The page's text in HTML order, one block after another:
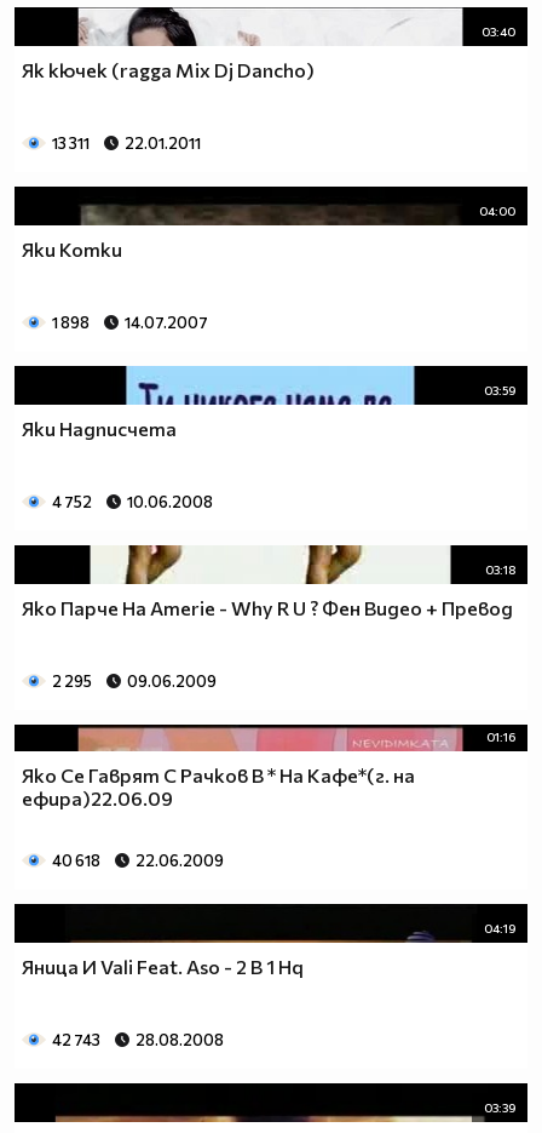
03:40
Як кючек (ragga Mix Dj Dancho)
13 311 22.01.2011
04:00
Яки Котки
1 898 14.07.2007
03:59
Яки Надписчетa
4 752 10.06.2008
03:18
Яко Парче На Amerie - Why R U ? Фен Видео + Превод
2 295 09.06.2009
01:16
Яко Се Гаврят С Рачков В * На Кафе*(г. на
ефира)22.06.09
40 618 22.06.2009
04:19
Яница И Vali Feat. Aso - 2 В 1 Hq
42 743 28.08.2008
03:39